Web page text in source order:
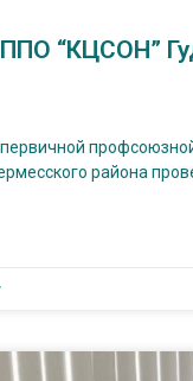
“КЦСОН”
района